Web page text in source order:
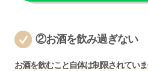
②お酒を飲み過ぎない
お酒を飲むこと自体は制限されてい